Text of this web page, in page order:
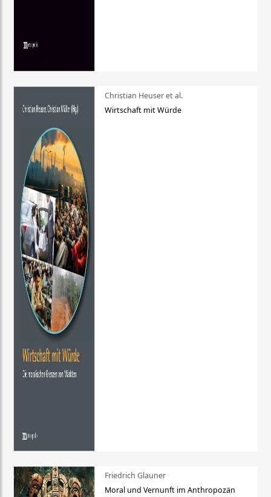
Christian Heuser et al.
Wirtschaft mit Würde
Friedrich Glauner
Moral und Vernunft im Anthropozän